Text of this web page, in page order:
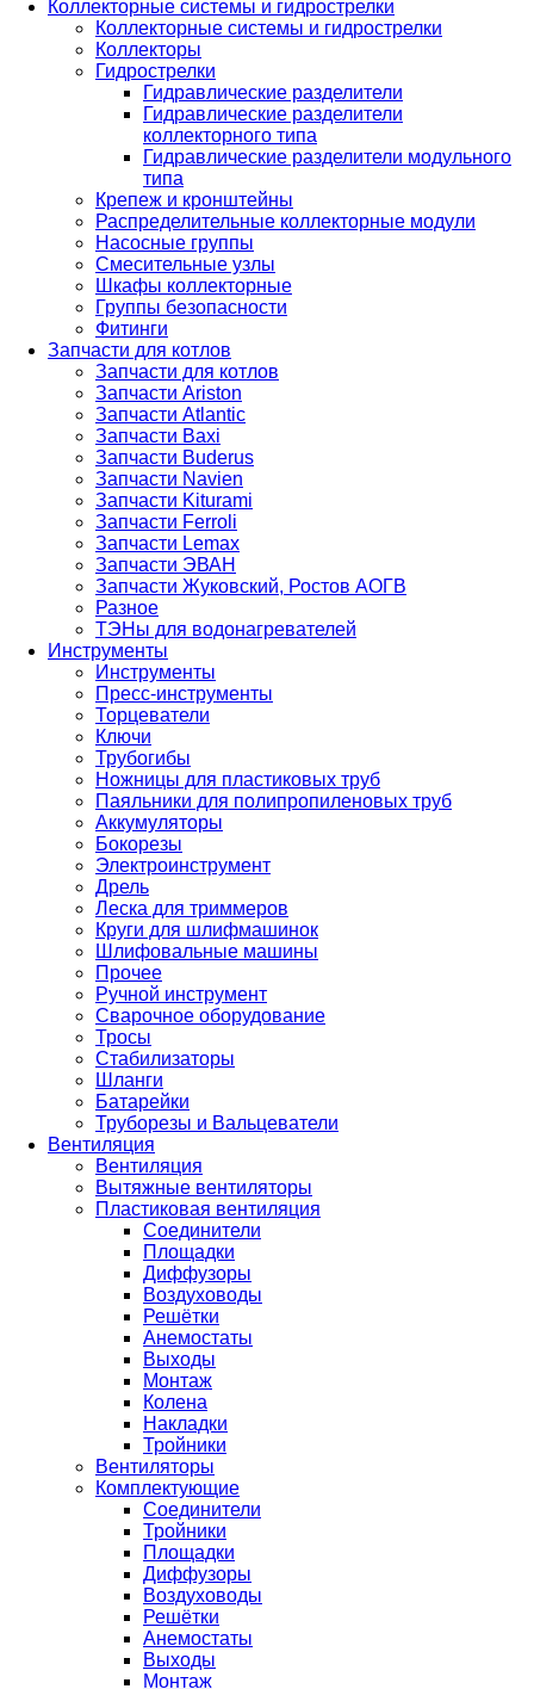
Коллекторные системы и гидрострелки
Коллекторные системы и гидрострелки
Коллекторы
Гидрострелки
Гидравлические разделители
Гидравлические разделители
коллекторного типа
Гидравлические разделители модульного
типа
Крепеж и кронштейны
Распределительные коллекторные модули
Насосные группы
Смесительные узлы
Шкафы коллекторные
Группы безопасности
Фитинги
Запчасти для котлов
Запчасти для котлов
Запчасти Ariston
Запчасти Atlantic
Запчасти Baxi
Запчасти Buderus
Запчасти Navien
Запчасти Kiturami
Запчасти Ferroli
Запчасти Lemax
Запчасти ЭВАН
Запчасти Жуковский, Ростов АОГВ
Разное
ТЭНы для водонагревателей
Инструменты
Инструменты
Пресс-инструменты
Торцеватели
Ключи
Трубогибы
Ножницы для пластиковых труб
Паяльники для полипропиленовых труб
Аккумуляторы
Бокорезы
Электроинструмент
Дрель
Леска для триммеров
Круги для шлифмашинок
Шлифовальные машины
Прочее
Ручной инструмент
Сварочное оборудование
Тросы
Стабилизаторы
Шланги
Батарейки
Труборезы и Вальцеватели
Вентиляция
Вентиляция
Вытяжные вентиляторы
Пластиковая вентиляция
Соединители
Площадки
Диффузоры
Воздуховоды
Решётки
Анемостаты
Выходы
Монтаж
Колена
Накладки
Тройники
Вентиляторы
Комплектующие
Соединители
Тройники
Площадки
Диффузоры
Воздуховоды
Решётки
Анемостаты
Выходы
Монтаж